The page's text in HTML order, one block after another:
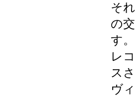
そ
の
す。
レ
ス
ヴ